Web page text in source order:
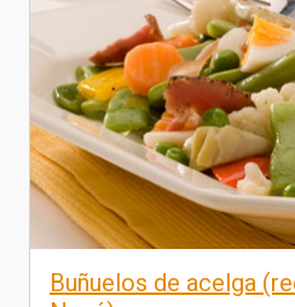
Buñuelos de acelga